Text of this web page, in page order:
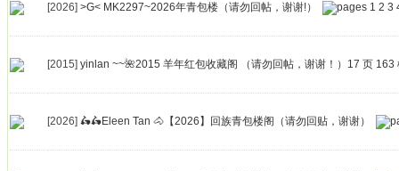
[2026] >G< MK2297~2026年青包楼（请勿回帖，谢谢!） 1 2 3
[2015] yinlan ~~🌺2015 羊年红包收藏阁 （请勿回帖，谢谢！）17 页 163
[2026] 🛵🛵Eleen Tan 🐴【2026】回族青包楼阁（请勿回贴，谢谢）